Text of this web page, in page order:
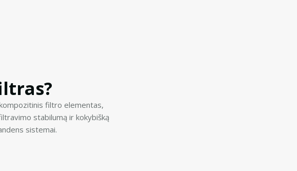
filtro elementas,
stabilumą ir kokybišką
sistemai.